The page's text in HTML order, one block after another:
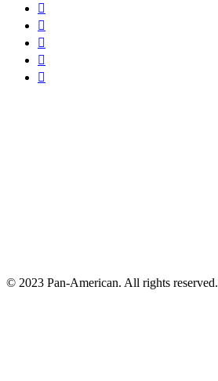





© 2023 Pan-American. All rights reserved.